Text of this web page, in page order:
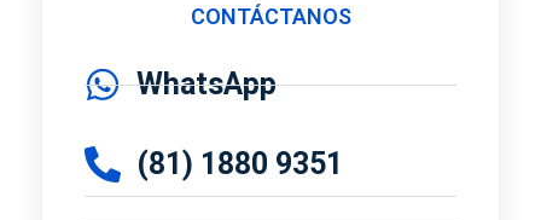
CONTÁCTANOS
WhatsApp
(81) 1880 9351